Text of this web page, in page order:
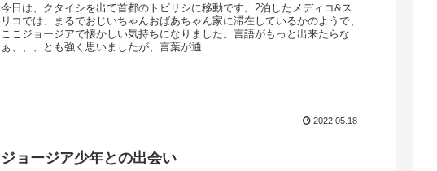
今日は、クタイシを出て首都のトビリシに移動です。2泊したメディコ&ス
リコでは、まるでおじいちゃんおばあちゃん家に滞在しているかのようで、
ここジョージアで懐かしい気持ちになりました。言語がもっと出来たらな
ぁ、、、とも強く思いましたが、言葉が通...
2022.05.18
ジョージア少年との出会い